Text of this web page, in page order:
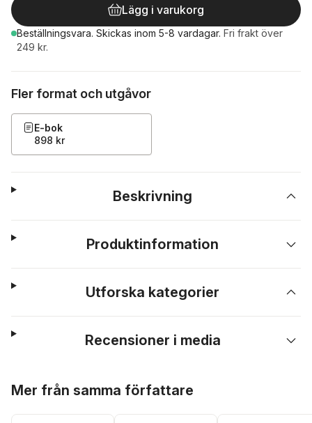
Lägg i varukorg
Beställningsvara. Skickas inom 5-8 vardagar. Fri frakt över
249 kr.
Fler format och utgåvor
E-bok
898 kr
Beskrivning
Produktinformation
Utforska kategorier
Recensioner i media
Mer från samma författare